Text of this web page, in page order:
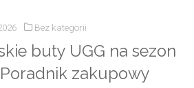
Bez kategorii
buty UGG na sezon
zakupowy